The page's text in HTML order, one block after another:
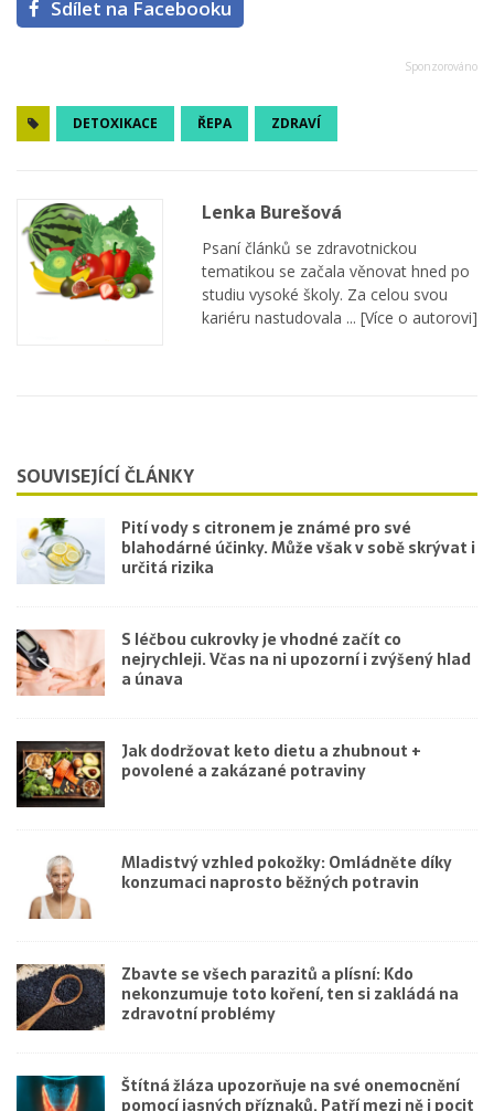
Sdílet na Facebooku
DETOXIKACE ŘEPA ZDRAVÍ
Lenka Burešová
Psaní článků se zdravotnickou
tematikou se začala věnovat hned po
studiu vysoké školy. Za celou svou
kariéru nastudovala ... [Více o autorovi]
SOUVISEJÍCÍ ČLÁNKY
Pití vody s citronem je známé pro své
blahodárné účinky. Může však v sobě skrývat i
určitá rizika
S léčbou cukrovky je vhodné začít co
nejrychleji. Včas na ni upozorní i zvýšený hlad
a únava
Jak dodržovat keto dietu a zhubnout +
povolené a zakázané potraviny
Mladistvý vzhled pokožky: Omládněte díky
konzumaci naprosto běžných potravin
Zbavte se všech parazitů a plísní: Kdo
nekonzumuje toto koření, ten si zakládá na
zdravotní problémy
Štítná žláza upozorňuje na své onemocnění
pomocí jasných příznaků. Patří mezi ně i pocit